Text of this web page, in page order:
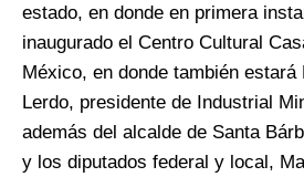
estado, en donde en primera
inaugurado el Centro Cultural
México, en donde también estará
Lerdo, presidente de Industrial
además del alcalde de Santa
y los diputados federal y local,